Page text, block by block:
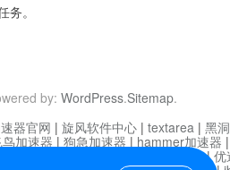
。
by: WordPress.Sitemap.
器官网 | 旋风软件中心 | textarea | 黑
加速器 | 狗急加速器 | hammer加速器
迷雾通|优